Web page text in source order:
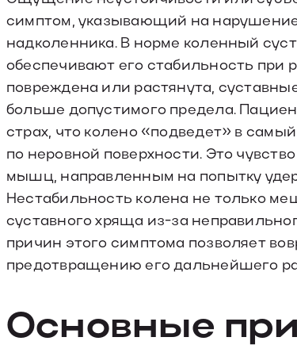
симптом, указывающий на нарушение
надколенника. В норме коленный
обеспечивают его стабильность при
повреждена или растянута,
больше допустимого предела.
страх, что колено «подведет» в
по неровной поверхности. Это
мышц, направленным на попытку
Нестабильность колена не только
суставного хряща из-за
причин этого симптома позволяет
предотвращению его дальнейшего
Основные